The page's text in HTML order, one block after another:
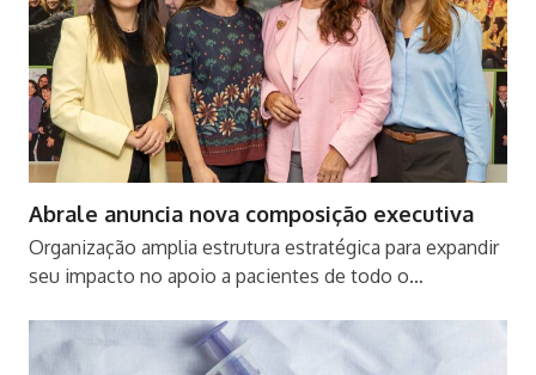
Abrale anuncia nova composição executiva
Organização amplia estrutura estratégica para expandir
seu impacto no apoio a pacientes de todo o…